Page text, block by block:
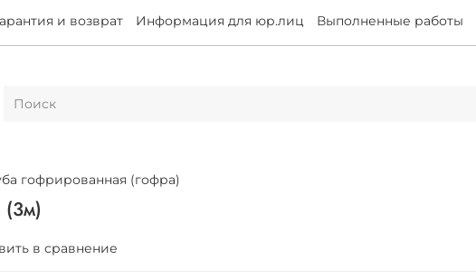
и возврат Информация для юр.лиц Выполненные работы
гофрированная (гофра)
(3м)
в сравнение